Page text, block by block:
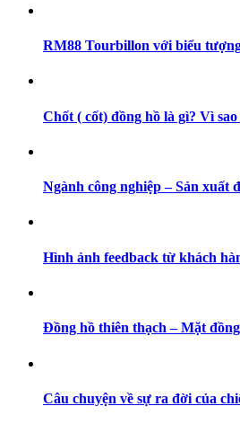
RM88 Tourbillon với biểu
Chốt ( cốt) đồng hồ là gì? Vì
Ngành công nghiệp – Sản xuất
Hình ảnh feedback từ khách
Đồng hồ thiên thạch – Mặt
Câu chuyện về sự ra đời của